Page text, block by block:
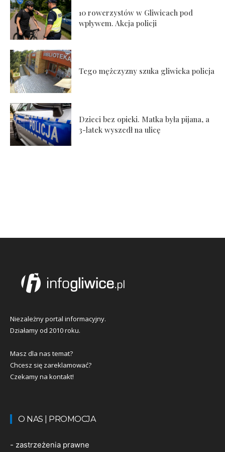
10 rowerzystów w Gliwicach pod
wpływem. Akcja policji
Tego mężczyzny szuka gliwicka policja
Dzieci bez opieki. Matka była pijana, a
3-latek wyszedł na ulicę
Niezależny portal informacyjny.
Działamy od 2010 roku.
Masz dla nas temat?
Chcesz się zareklamować?
Czekamy na kontakt!
O NAS | PROMOCJA
- zastrzeżenia prawne